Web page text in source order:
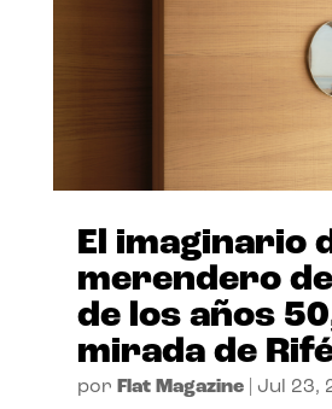
El imaginario
merendero
de los años
mirada de
por Flat Magazine| Jul 23,